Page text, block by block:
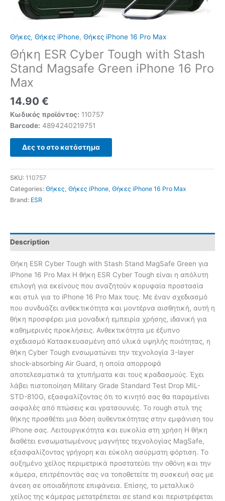
Θήκες, Θήκες iPhone, Θήκες iPhone 16 Pro Max
Θήκη ESR Cyber Tough with Stash
Stand Magsafe Green iPhone 16 Pro
Max
14.90 €
Κωδικός προϊόντος: 110757
Barcode: 4894240219751
Δες το στο κατάστημα
SKU: 110757
Categories: Θήκες Θήκες iPhone Θήκες iPhone 16 Pro Max
Brand: ESR
Description
Θήκη ESR Cyber Tough with Stash Stand MagSafe Green για
iPhone 16 Pro Max Η θήκη ESR Cyber Tough είναι η απόλυτη
επιλογή για εκείνους που αναζητούν κορυφαία προστασία
και στυλ για το iPhone 16 Pro Max τους. Με έναν σχεδιασμό
που συνδυάζει ανθεκτικότητα και μοντέρνα αισθητική, αυτή η
θήκη προσφέρει μια μοναδική εμπειρία χρήσης, ιδανική για
καθημερινές προκλήσεις. Ανθεκτικότητα με έξυπνο
σχεδιασμό Κατασκευασμένη από υλικά υψηλής ποιότητας, η
θήκη Cyber Tough ενσωματώνει την τεχνολογία 3-layer
shock-absorbing Air Guard, η οποία απορροφά
αποτελεσματικά τα χτυπήματα και τους κραδασμούς. Έχει
λάβει πιστοποίηση Military Grade Standard Test Drop MIL-
STD-810G, εξασφαλίζοντας ότι το κινητό σας θα παραμείνει
ασφαλές από πτώσεις και γρατσουνιές. Το rough στυλ της
θήκης προσθέτει μια δόση αυθεντικότητας στην εμφάνιση του
iPhone σας. Λειτουργικότητα και ευκολία στη χρήση Η θήκη
διαθέτει ενσωματωμένους μαγνήτες τεχνολογίας MagSafe,
εξασφαλίζοντας γρήγορη και εύκολη ασύρματη φόρτιση. Το
αυξημένο χείλος περιμετρικά προστατεύει την οθόνη και την
κάμερα, επιτρέποντάς σας να τοποθετείτε τη συσκευή σας με
άνεση σε οποιαδήποτε επιφάνεια. Επίσης, το μεταλλικό
χείλος της κάμερας μετατρέπεται σε stand και περιστρέφεται